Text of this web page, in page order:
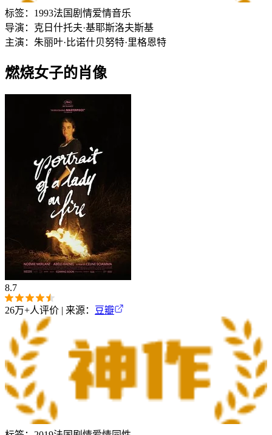
标签： 1993法国 剧情爱情音乐
导演： 克日什托夫·基耶斯洛夫斯基
主演： 朱丽叶·比诺什贝努特·里格恩特
燃烧女子的肖像
8.7
26万+人评价 | 来源： 豆瓣